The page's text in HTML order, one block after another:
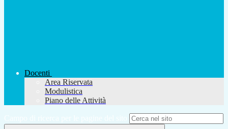
Docenti
Area Riservata
Modulistica
Piano delle Attività